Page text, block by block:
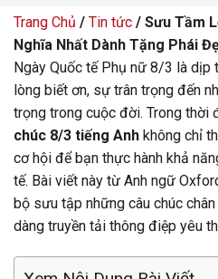
Trang Chủ / Tin tức / Sưu Tầm
Nghĩa Nhất Dành Tặng Phái
Ngày Quốc tế Phụ nữ 8/3 là dịp
lòng biết ơn, sự trân trọng đến
trọng trong cuộc đời. Trong thời
chúc 8/3 tiếng Anh không chỉ
cơ hội để bạn thực hành khả
tế. Bài viết này từ Anh ngữ
bộ sưu tập những câu chúc
dàng truyền tải thông điệp yêu